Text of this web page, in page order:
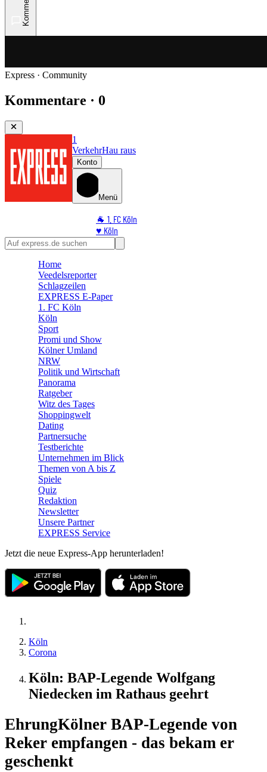
Express · Community
Kommentare · 0
1
VerkehrHau raus
Konto
Menü
🐐 1. FC Köln
♥️ Köln
⭐ Promi
🛒 Shoppingwelt
Home
Veedelsreporter
Schlagzeilen
EXPRESS E-Paper
1. FC Köln
Köln
Sport
Promi und Show
Kölner Umland
NRW
Politik und Wirtschaft
Panorama
Ratgeber
Witz des Tages
Shoppingwelt
Dating
Partnersuche
Testberichte
Unternehmen im Blick
Themen von A bis Z
Spiele
Quiz
Redaktion
Newsletter
Unsere Partner
EXPRESS Service
Jetzt die neue Express-App herunterladen!
Köln
Corona
Köln: BAP-Legende Wolfgang
Niedecken im Rathaus geehrt
EhrungKölner BAP-Legende von
Reker empfangen - das bekam er
geschenkt